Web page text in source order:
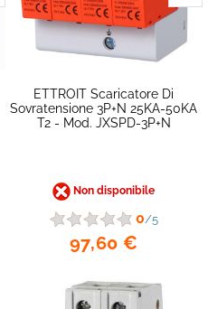
ETTROIT Scaricatore Di
Sovratensione 3P+N 25KA-50KA
T2 - Mod. JXSPD-3P+N
Non disponibile
0/5
97,60 €